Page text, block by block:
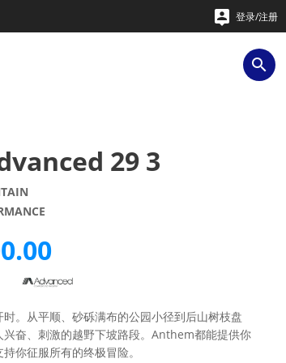
 登录/注册

29 3
。从平顺、砂砾满布的公园小径到后山树枝盘
兴奋、刺激的越野下坡路段。Anthem都能提供你
你征服所有的终极冒险。